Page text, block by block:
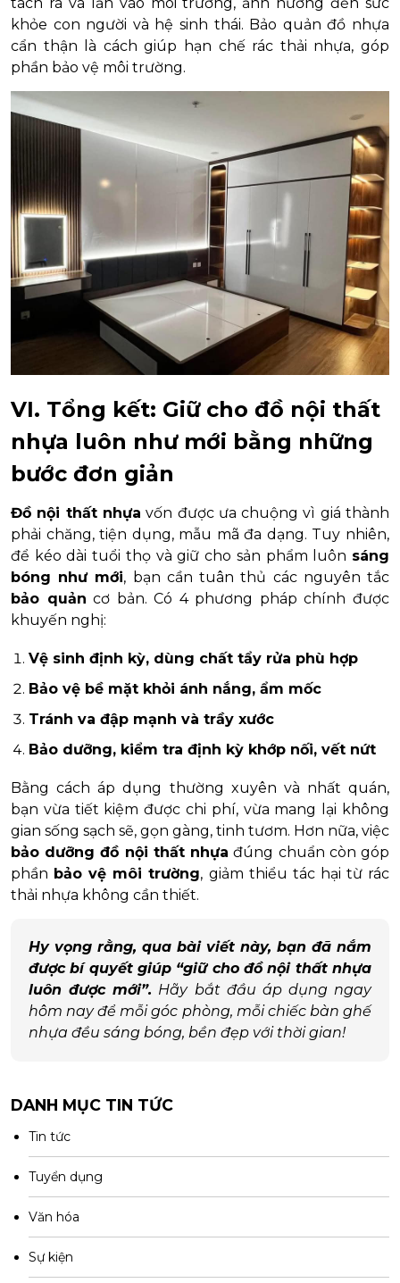
tách ra và lẫn vào môi trường, ảnh hưởng đến sức
khỏe con người và hệ sinh thái. Bảo quản đồ nhựa
cẩn thận là cách giúp hạn chế rác thải nhựa, góp
phần bảo vệ môi trường.
VI. Tổng kết: Giữ cho đồ nội thất
nhựa luôn như mới bằng những
bước đơn giản
Đồ nội thất nhựa vốn được ưa chuộng vì giá thành
phải chăng, tiện dụng, mẫu mã đa dạng. Tuy nhiên,
để kéo dài tuổi thọ và giữ cho sản phẩm luôn sáng
bóng như mới, bạn cần tuân thủ các nguyên tắc
bảo quản cơ bản. Có 4 phương pháp chính được
khuyến nghị:
Vệ sinh định kỳ, dùng chất tẩy rửa phù hợp
Bảo vệ bề mặt khỏi ánh nắng, ẩm mốc
Tránh va đập mạnh và trầy xước
Bảo dưỡng, kiểm tra định kỳ khớp nối, vết nứt
Bằng cách áp dụng thường xuyên và nhất quán,
bạn vừa tiết kiệm được chi phí, vừa mang lại không
gian sống sạch sẽ, gọn gàng, tinh tươm. Hơn nữa, việc
bảo dưỡng đồ nội thất nhựa đúng chuẩn còn góp
phần bảo vệ môi trường, giảm thiểu tác hại từ rác
thải nhựa không cần thiết.
Hy vọng rằng, qua bài viết này, bạn đã nắm
được bí quyết giúp “giữ cho đồ nội thất nhựa
luôn được mới”. Hãy bắt đầu áp dụng ngay
hôm nay để mỗi góc phòng, mỗi chiếc bàn ghế
nhựa đều sáng bóng, bền đẹp với thời gian!
DANH MỤC TIN TỨC
Tin tức
Tuyển dụng
Văn hóa
Sự kiện